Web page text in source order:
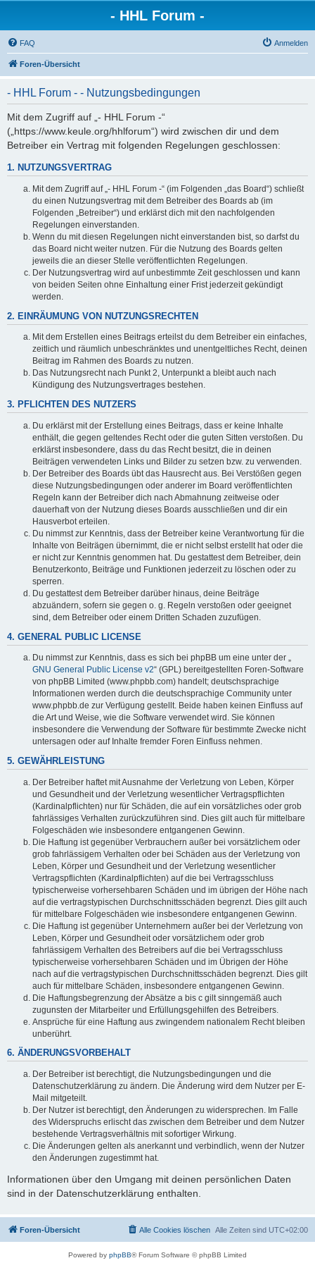
- HHL Forum -
FAQ Anmelden
Foren-Übersicht
- HHL Forum - - Nutzungsbedingungen
Mit dem Zugriff auf „- HHL Forum -“
(„https://www.keule.org/hhlforum“) wird zwischen dir und dem
Betreiber ein Vertrag mit folgenden Regelungen geschlossen:
1. NUTZUNGSVERTRAG
Mit dem Zugriff auf „- HHL Forum -“ (im Folgenden „das Board“) schließt
du einen Nutzungsvertrag mit dem Betreiber des Boards ab (im
Folgenden „Betreiber“) und erklärst dich mit den nachfolgenden
Regelungen einverstanden.
Wenn du mit diesen Regelungen nicht einverstanden bist, so darfst du
das Board nicht weiter nutzen. Für die Nutzung des Boards gelten
jeweils die an dieser Stelle veröffentlichten Regelungen.
Der Nutzungsvertrag wird auf unbestimmte Zeit geschlossen und kann
von beiden Seiten ohne Einhaltung einer Frist jederzeit gekündigt
werden.
2. EINRÄUMUNG VON NUTZUNGSRECHTEN
Mit dem Erstellen eines Beitrags erteilst du dem Betreiber ein einfaches,
zeitlich und räumlich unbeschränktes und unentgeltliches Recht, deinen
Beitrag im Rahmen des Boards zu nutzen.
Das Nutzungsrecht nach Punkt 2, Unterpunkt a bleibt auch nach
Kündigung des Nutzungsvertrages bestehen.
3. PFLICHTEN DES NUTZERS
Du erklärst mit der Erstellung eines Beitrags, dass er keine Inhalte
enthält, die gegen geltendes Recht oder die guten Sitten verstoßen. Du
erklärst insbesondere, dass du das Recht besitzt, die in deinen
Beiträgen verwendeten Links und Bilder zu setzen bzw. zu verwenden.
Der Betreiber des Boards übt das Hausrecht aus. Bei Verstößen gegen
diese Nutzungsbedingungen oder anderer im Board veröffentlichten
Regeln kann der Betreiber dich nach Abmahnung zeitweise oder
dauerhaft von der Nutzung dieses Boards ausschließen und dir ein
Hausverbot erteilen.
Du nimmst zur Kenntnis, dass der Betreiber keine Verantwortung für die
Inhalte von Beiträgen übernimmt, die er nicht selbst erstellt hat oder die
er nicht zur Kenntnis genommen hat. Du gestattest dem Betreiber, dein
Benutzerkonto, Beiträge und Funktionen jederzeit zu löschen oder zu
sperren.
Du gestattest dem Betreiber darüber hinaus, deine Beiträge
abzuändern, sofern sie gegen o. g. Regeln verstoßen oder geeignet
sind, dem Betreiber oder einem Dritten Schaden zuzufügen.
4. GENERAL PUBLIC LICENSE
Du nimmst zur Kenntnis, dass es sich bei phpBB um eine unter der „
GNU General Public License v2“ (GPL) bereitgestellten Foren-Software
von phpBB Limited (www.phpbb.com) handelt; deutschsprachige
Informationen werden durch die deutschsprachige Community unter
www.phpbb.de zur Verfügung gestellt. Beide haben keinen Einfluss auf
die Art und Weise, wie die Software verwendet wird. Sie können
insbesondere die Verwendung der Software für bestimmte Zwecke nicht
untersagen oder auf Inhalte fremder Foren Einfluss nehmen.
5. GEWÄHRLEISTUNG
Der Betreiber haftet mit Ausnahme der Verletzung von Leben, Körper
und Gesundheit und der Verletzung wesentlicher Vertragspflichten
(Kardinalpflichten) nur für Schäden, die auf ein vorsätzliches oder grob
fahrlässiges Verhalten zurückzuführen sind. Dies gilt auch für mittelbare
Folgeschäden wie insbesondere entgangenen Gewinn.
Die Haftung ist gegenüber Verbrauchern außer bei vorsätzlichem oder
grob fahrlässigem Verhalten oder bei Schäden aus der Verletzung von
Leben, Körper und Gesundheit und der Verletzung wesentlicher
Vertragspflichten (Kardinalpflichten) auf die bei Vertragsschluss
typischerweise vorhersehbaren Schäden und im übrigen der Höhe nach
auf die vertragstypischen Durchschnittsschäden begrenzt. Dies gilt auch
für mittelbare Folgeschäden wie insbesondere entgangenen Gewinn.
Die Haftung ist gegenüber Unternehmern außer bei der Verletzung von
Leben, Körper und Gesundheit oder vorsätzlichem oder grob
fahrlässigem Verhalten des Betreibers auf die bei Vertragsschluss
typischerweise vorhersehbaren Schäden und im Übrigen der Höhe
nach auf die vertragstypischen Durchschnittsschäden begrenzt. Dies gilt
auch für mittelbare Schäden, insbesondere entgangenen Gewinn.
Die Haftungsbegrenzung der Absätze a bis c gilt sinngemäß auch
zugunsten der Mitarbeiter und Erfüllungsgehilfen des Betreibers.
Ansprüche für eine Haftung aus zwingendem nationalem Recht bleiben
unberührt.
6. ÄNDERUNGSVORBEHALT
Der Betreiber ist berechtigt, die Nutzungsbedingungen und die
Datenschutzerklärung zu ändern. Die Änderung wird dem Nutzer per E-
Mail mitgeteilt.
Der Nutzer ist berechtigt, den Änderungen zu widersprechen. Im Falle
des Widerspruchs erlischt das zwischen dem Betreiber und dem Nutzer
bestehende Vertragsverhältnis mit sofortiger Wirkung.
Die Änderungen gelten als anerkannt und verbindlich, wenn der Nutzer
den Änderungen zugestimmt hat.
Informationen über den Umgang mit deinen persönlichen Daten
sind in der Datenschutzerklärung enthalten.
Foren-Übersicht Alle Zeiten sind UTC+02:00
Alle Cookies löschen
Powered by phpBB® Forum Software © phpBB Limited